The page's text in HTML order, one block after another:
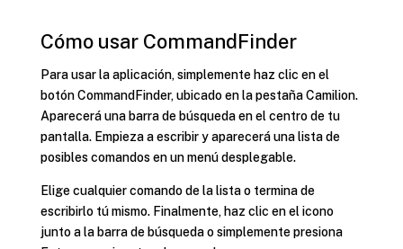
Cómo usar CommandFinder
Para usar la aplicación, simplemente haz clic en el
botón CommandFinder, ubicado en la pestaña Camilion.
Aparecerá una barra de búsqueda en el centro de tu
pantalla. Empieza a escribir y aparecerá una lista de
posibles comandos en un menú desplegable.
Elige cualquier comando de la lista o termina de
escribirlo tú mismo. Finalmente, haz clic en el icono
junto a la barra de búsqueda o simplemente presiona